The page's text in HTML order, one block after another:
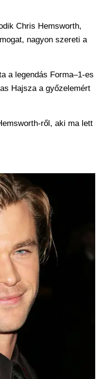
Chris Hemsworth,
nagyon szereti a
a legendás Forma–1-es
Hajsza a győzelemért
ről, aki ma lett